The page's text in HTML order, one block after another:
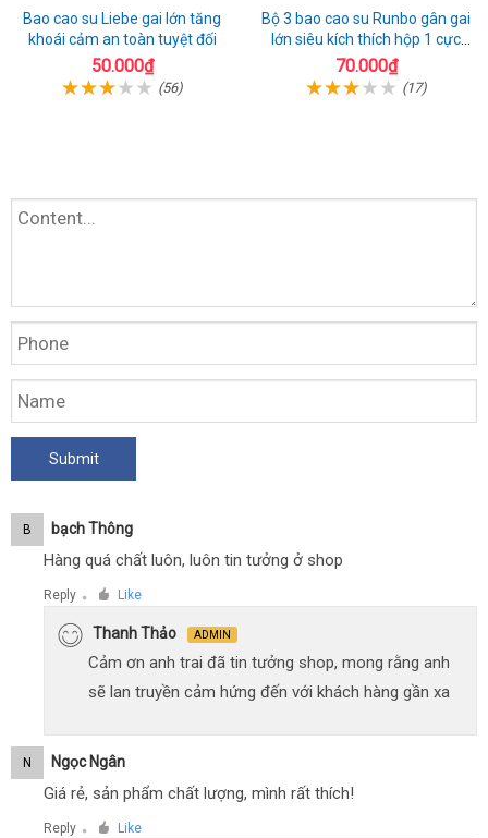
Bao cao su Liebe gai lớn tăng
khoái cảm an toàn tuyệt đối
50.000₫
(56)
Bộ 3 bao cao su Runbo gân gai
lớn siêu kích thích hộp 1 cực
chất
70.000₫
(17)
B Bạch Thông
Hàng quá chất luôn, luôn tin tưởng ở shop
Reply ● Like
Thanh Thảo ADMIN
Cảm ơn anh trai đã tin tưởng shop, mong rằng anh
sẽ lan truyền cảm hứng đến với khách hàng gần xa
N Ngọc Ngân
Giá rẻ, sản phẩm chất lượng, mình rất thích!
Reply ● Like